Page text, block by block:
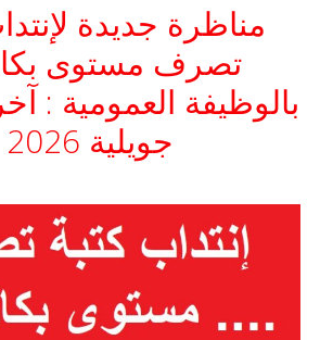
مناظرة جديدة
تصرف مستوى
جويلية 2026